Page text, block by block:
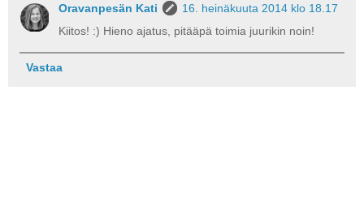
Oravanpesän Kati
16. heinäkuuta 2014 klo 18.17
Kiitos! :) Hieno ajatus, pitääpä toimia juurikin noin!
Vastaa